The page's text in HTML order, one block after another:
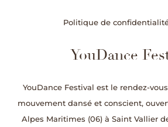
Politique de
YouDance
YouDance Festival est le rendez-
mouvement dansé et conscient,
Alpes Maritimes (06) à Saint Vallier